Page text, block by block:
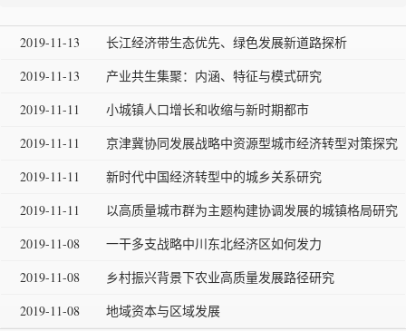
2019-11-13
长江经济带生态优先、绿色发展新道路探析
2019-11-13
产业共生集聚：内涵、特征与模式研究
2019-11-11
小城镇人口增长和收缩与新时期都市
2019-11-11
京津冀协同发展战略中资源型城市经济转型对策探究
2019-11-11
新时代中国经济转型中的城乡关系研究
2019-11-11
以高质量城市群为主题构建协调发展的城镇格局研究
2019-11-08
一干多支战略中川东北经济区如何发力
2019-11-08
乡村振兴背景下农业高质量发展路径研究
2019-11-08
地域资本与区域发展